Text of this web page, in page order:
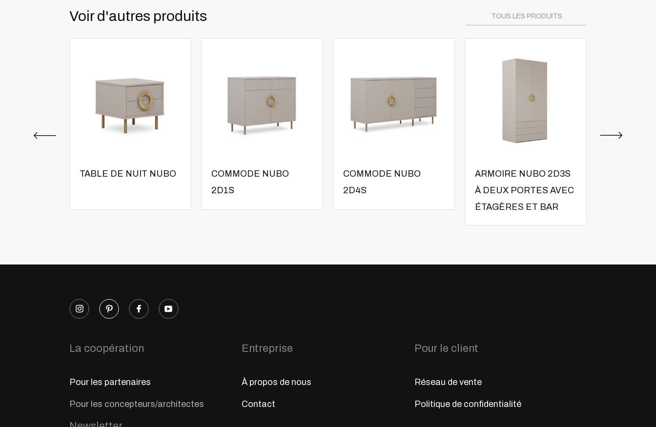
Voir d'autres produits TOUS LES PRODUITS
TABLE DE NUIT NUBO
COMMODE NUBO
2D1S
COMMODE NUBO
2D4S
ARMOIRE NUBO 2D3S
À DEUX PORTES AVEC
ÉTAGÈRES ET BAR
La coopération
Pour les partenaires
Pour les concepteurs/architectes
Entreprise
À propos de nous
Contact
Pour le client
Réseau de vente
Politique de confidentialité